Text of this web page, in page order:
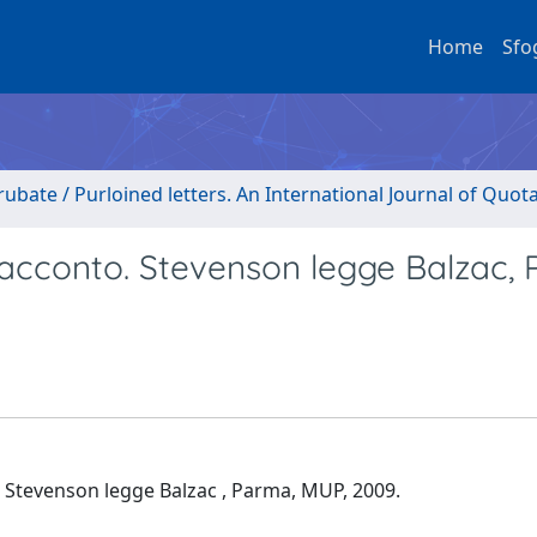
Home
/ Purloined letters. An International Journal of
Stevenson legge Balzac,
legge Balzac , Parma, MUP, 2009.